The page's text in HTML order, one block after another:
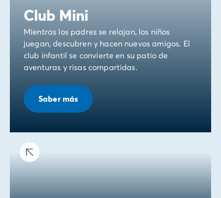
Club Mini
Mientras los padres se relajan, los niños
juegan, descubren y hacen nuevos amigos. El
club infantil se convierte en su patio de
aventuras y risas compartidas.
Saber más